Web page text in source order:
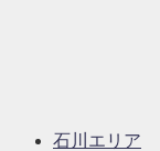
石川エリア